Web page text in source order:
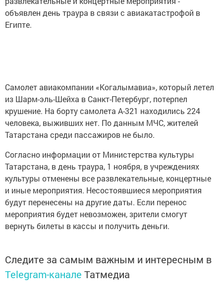
объявлен день траура в связи с авиакатастрофой в
Египте.
Самолет авиакомпании «Когалымавиа», который летел
из Шарм-эль-Шейха в Санкт-Петербург, потерпел
крушение. На борту самолета А-321 находились 224
человека, выживших нет. По данным МЧС, жителей
Татарстана среди пассажиров не было.
Согласно информации от Министерства культуры
Татарстана, в день траура, 1 ноября, в учреждениях
культуры отменены все развлекательные, концертные
и иные мероприятия. Несостоявшиеся мероприятия
будут перенесены на другие даты. Если перенос
мероприятия будет невозможен, зрители смогут
вернуть билеты в кассы и получить деньги.
Следите за самым важным и интересным в
Telegram-канале Татмедиа